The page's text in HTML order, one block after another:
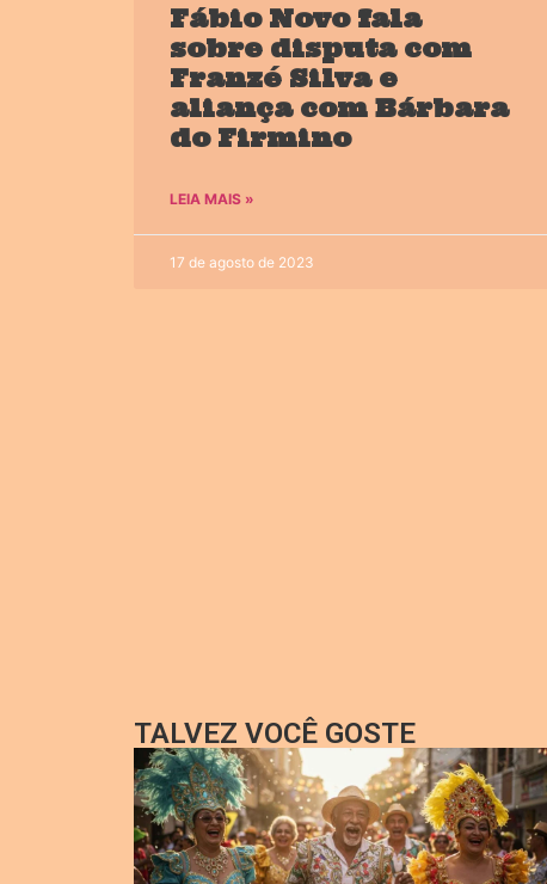
Fábio Novo fala
sobre disputa com
Franzé Silva e
aliança com Bárbara
do Firmino
LEIA MAIS »
17 de agosto de 2023
TALVEZ VOCÊ GOSTE